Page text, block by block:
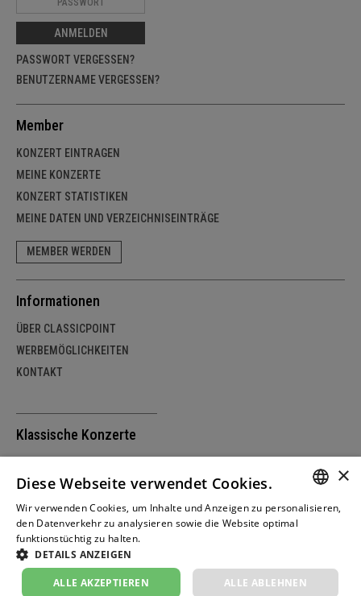
ANMELDEN
PASSWORT VERGESSEN?
BENUTZERNAME VERGESSEN?
Member
KONZERT EINTRAGEN
MEINE KONZERTE
KONZERT STATISTIKEN
MEINE DATEN UND VERZEICHNISEINTRÄGE
MEMBER WERDEN
Informationen
ÜBER CLASSICPOINT
WERBEMÖGLICHKEITEN
KONTAKT
Klassische Konzerte
DEUTSCHLAND
ÖSTERREICH
© copyright by classicpoint.net | Design und
Projektrealisierung by masterhomepage.ch
×
Diese Webseite verwendet Cookies.
Wir verwenden Cookies, um Inhalte und Anzeigen zu personalisieren,
den Datenverkehr zu analysieren sowie die Website optimal
funktionstüchtig zu halten.
DETAILS ANZEIGEN
ALLE AKZEPTIEREN ALLE ABLEHNEN